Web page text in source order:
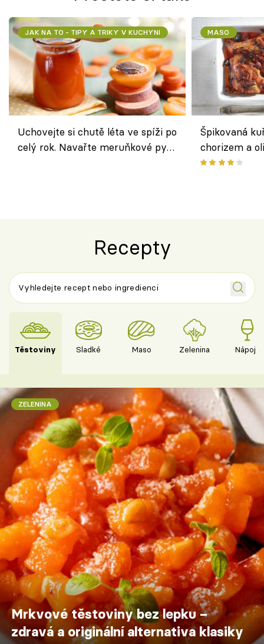
JAK NA TO - TIPY A TRIKY V KUCHYNI
Uchovejte si chutě léta ve spíži po
celý rok. Navařte meruňkové pyré
MASO
Špikovaná
chorizem a
letní
Recepty
Těstoviny Sladké Maso Zelenina Nápoje
ZELENINA
Mrkvové těstoviny bez lepku –
zdravá a originální alternativa klasiky